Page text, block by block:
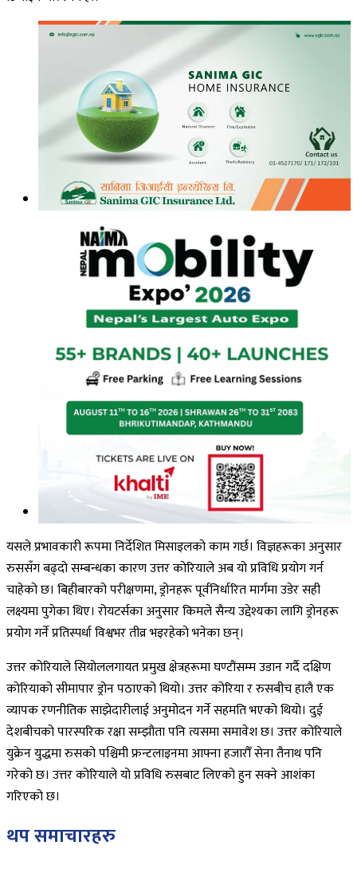
यसले प्रभावकारी रूपमा निर्देशित मिसाइलको काम गर्छ। विज्ञहरूका अनुसार
रुससँग बढ्दो सम्बन्धका कारण उत्तर कोरियाले अब यो प्रविधि प्रयोग गर्न
चाहेको छ। बिहीबारको परीक्षणमा, ड्रोनहरू पूर्वनिर्धारित मार्गमा उडेर सही
लक्ष्यमा पुगेका थिए। रोयटर्सका अनुसार किमले सैन्य उद्देश्यका लागि ड्रोनहरू
प्रयोग गर्ने प्रतिस्पर्धा विश्वभर तीव्र भइरहेको भनेका छन्।
उत्तर कोरियाले सियोललगायत प्रमुख क्षेत्रहरूमा घण्टौंसम्म उडान गर्दै दक्षिण
कोरियाको सीमापार ड्रोन पठाएको थियो। उत्तर कोरिया र रुसबीच हालै एक
व्यापक रणनीतिक साझेदारीलाई अनुमोदन गर्ने सहमति भएको थियो। दुई
देशबीचको पारस्परिक रक्षा सम्झौता पनि त्यसमा समावेश छ। उत्तर कोरियाले
युक्रेन युद्धमा रुसको पश्चिमी फ्रन्टलाइनमा आफ्ना हजारौँ सेना तैनाथ पनि
गरेको छ। उत्तर कोरियाले यो प्रविधि रुसबाट लिएको हुन सक्ने आशंका
गरिएको छ।
थप समाचारहरु